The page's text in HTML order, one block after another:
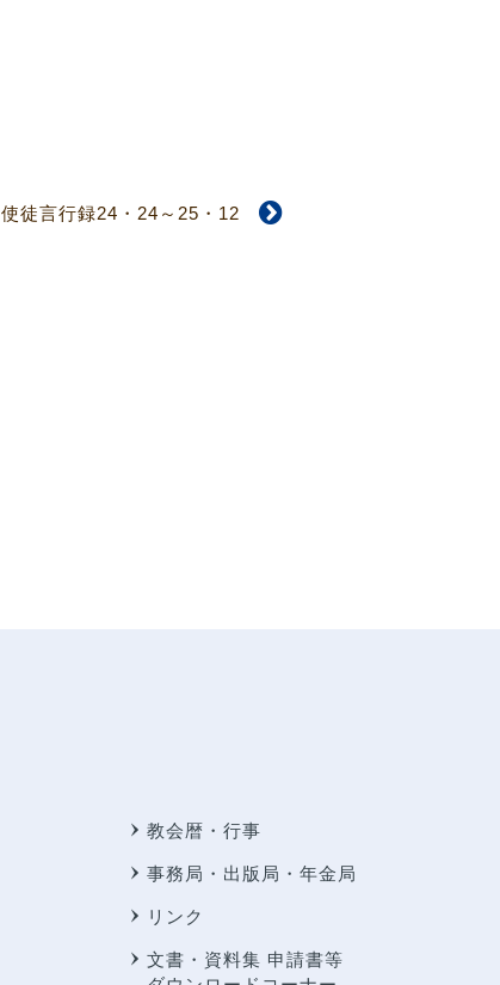
使徒言行録24・24～25・12
教会暦・行事
事務局・出版局・年金局
リンク
文書・資料集 申請書等